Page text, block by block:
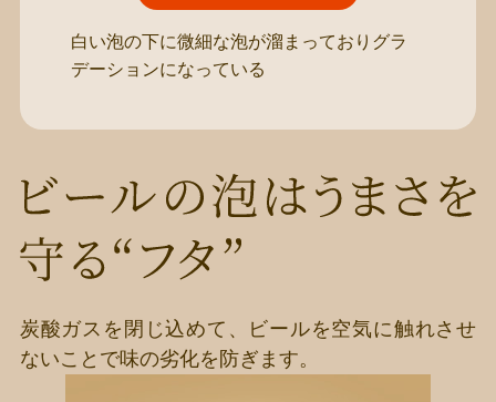
白い泡の下に微細な泡が溜まっており グラ
デーションになっている
炭酸ガスを閉じ込めて、ビールを空気に触れさせ
ないことで味の劣化を防ぎます。